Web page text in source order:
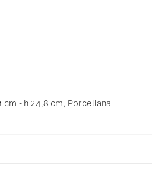
- h 24,8 cm, Porcellana